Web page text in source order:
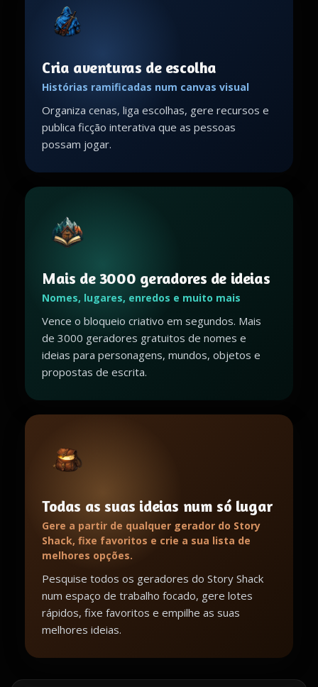
Cria aventuras de escolha
Histórias ramificadas num canvas visual
Organiza cenas, liga escolhas, gere recursos e
publica ficção interativa que as pessoas
possam jogar.
Mais de 3000 geradores de ideias
Nomes, lugares, enredos e muito mais
Vence o bloqueio criativo em segundos. Mais
de 3000 geradores gratuitos de nomes e
ideias para personagens, mundos, objetos e
propostas de escrita.
Todas as suas ideias num só lugar
Gere a partir de qualquer gerador do Story
Shack, fixe favoritos e crie a sua lista de
melhores opções.
Pesquise todos os geradores do Story Shack
num espaço de trabalho focado, gere lotes
rápidos, fixe favoritos e empilhe as suas
melhores ideias.